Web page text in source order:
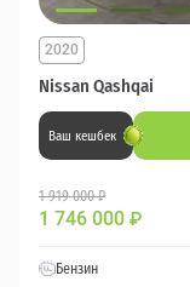
Nissan Qashqai
2020
Ваш кешбек
1 919 000 ₽
1 746 000 ₽
Бензин